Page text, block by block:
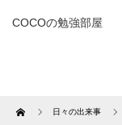
COCOの勉強部屋
Home 日々の出来事